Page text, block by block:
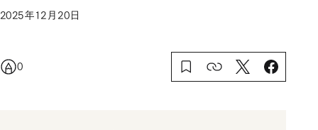
2025年12月20日
0